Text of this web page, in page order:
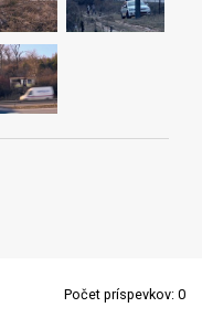
Počet príspevkov: 0